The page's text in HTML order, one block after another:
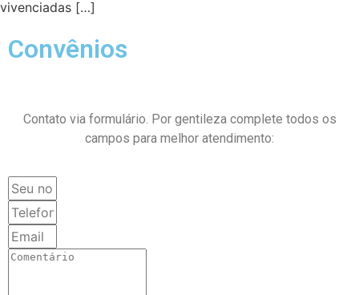
vivenciadas […]
Convênios
Contato via formulário. Por gentileza complete todos os
campos para melhor atendimento: